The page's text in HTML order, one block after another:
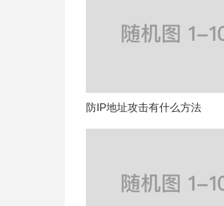
防IP地址攻击有什么方法